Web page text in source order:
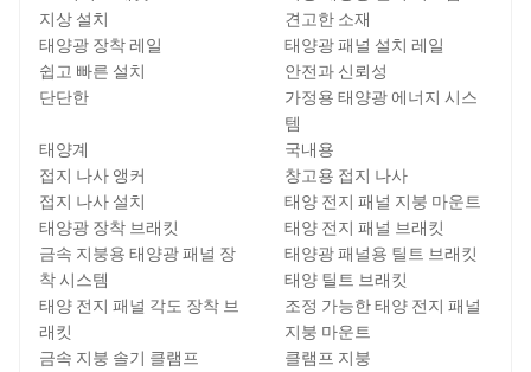
지상 설치
견고한 소재
태양광 장착 레일
태양광 패널 설치 레일
쉽고 빠른 설치
안전과 신뢰성
단단한
가정용 태양광 에너지 시스
템
태양계
국내용
접지 나사 앵커
창고용 접지 나사
접지 나사 설치
태양 전지 패널 지붕 마운트
태양광 장착 브래킷
태양 전지 패널 브래킷
금속 지붕용 태양광 패널 장
착 시스템
태양광 패널용 틸트 브래킷
태양 틸트 브래킷
태양 전지 패널 각도 장착 브
래킷
조정 가능한 태양 전지 패널
지붕 마운트
금속 지붕 솔기 클램프
클램프 지붕